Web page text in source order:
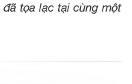
tọa lạc tại cùng một